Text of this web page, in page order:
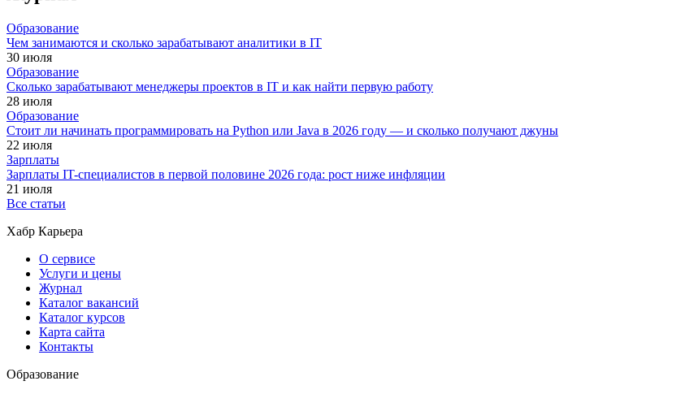
Образование
Чем занимаются и сколько зарабатывают аналитики в IT
30 июля
Образование
Сколько зарабатывают менеджеры проектов в IT и как найти первую работу
28 июля
Образование
Стоит ли начинать программировать на Python или Java в 2026 году — и сколько получают джуны
22 июля
Зарплаты
Зарплаты IT-специалистов в первой половине 2026 года: рост ниже инфляции
21 июля
Все статьи
Хабр Карьера
О сервисе
Услуги и цены
Журнал
Каталог вакансий
Каталог курсов
Карта сайта
Контакты
Образование